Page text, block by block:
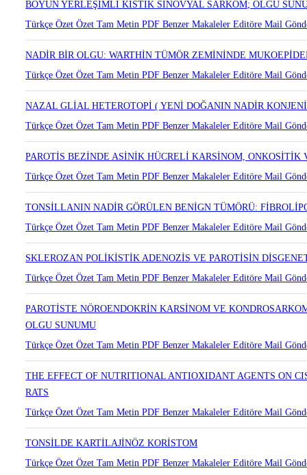
Türkçe ÖzetÖzetTam MetinPDFBenzer MakalelerEditöre Mail
BOYUN YERLEŞİMLİ KİSTİK SİNOVYAL SARKOM; OLGU
Türkçe ÖzetÖzetTam MetinPDFBenzer MakalelerEditöre Mail
NADİR BİR OLGU: WARTHİN TÜMÖR ZEMİNİNDE
Türkçe ÖzetÖzetTam MetinPDFBenzer MakalelerEditöre Mail
NAZAL GLİAL HETEROTOPİ ( YENİ DOĞANIN NADİR
Türkçe ÖzetÖzetTam MetinPDFBenzer MakalelerEditöre Mail
PAROTİS BEZİNDE ASİNİK HÜCRELİ KARSİNOM, ONKOSİTİK
Türkçe ÖzetÖzetTam MetinPDFBenzer MakalelerEditöre Mail
TONSİLLANIN NADİR GÖRÜLEN BENİGN TÜMÖRÜ:
Türkçe ÖzetÖzetTam MetinPDFBenzer MakalelerEditöre Mail
SKLEROZAN POLİKİSTİK ADENOZİS VE PAROTİSİN
Türkçe ÖzetÖzetTam MetinPDFBenzer MakalelerEditöre Mail
PAROTİSTE NÖROENDOKRİN KARSİNOM VE
OLGU SUNUMU
Türkçe ÖzetÖzetTam MetinPDFBenzer MakalelerEditöre Mail
THE EFFECT OF NUTRITIONAL ANTIOXIDANT AGENTS ON
RATS
Türkçe ÖzetÖzetTam MetinPDFBenzer Makaleler